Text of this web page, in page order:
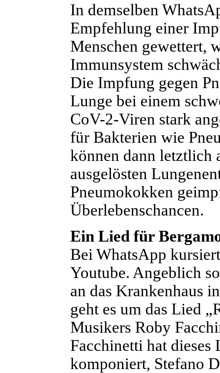
In demselben
Empfehlung einer
Menschen gewettert,
Immunsystem
Die Impfung gegen
Lunge bei einem
CoV-2-Viren stark
für Bakterien wie
können dann letztlich
ausgelösten
Pneumokokken
Überlebenschancen.
Ein Lied für
Bei WhatsApp
Youtube. Angeblich
an das Krankenhaus
geht es um das Lied
Musikers Roby
Facchinetti hat
komponiert, Stefano